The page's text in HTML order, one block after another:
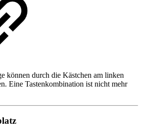
können durch die Kästchen am linken
Eine Tastenkombination ist nicht mehr